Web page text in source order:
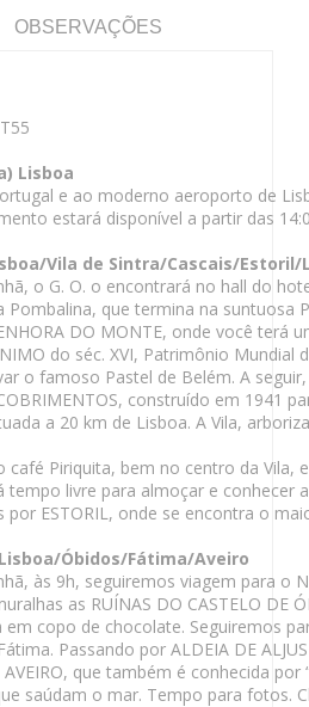
OBSERVAÇÕES
Lisboa
e ao moderno aeroporto de
estará disponível a partir das
Vila de Sintra/Cascais/
o G. O. o encontrará no hall do
Pombalina, que termina na
DO MONTE, onde você terá
do séc. XVI, Patrimônio
o famoso Pastel de Belém. A
construído em 1941
a 20 km de Lisboa. A Vila,
café Piriquita, bem no centro da Vila,
tempo livre para almoçar e conhecer
por ESTORIL, onde se encontra o
Óbidos/Fátima/Aveiro
às 9h, seguiremos viagem para o
as RUÍNAS DO CASTELO
em copo de chocolate. Seguiremos
Passando por ALDEIA DE
que também é conhecida
saúdam o mar. Tempo para fotos.